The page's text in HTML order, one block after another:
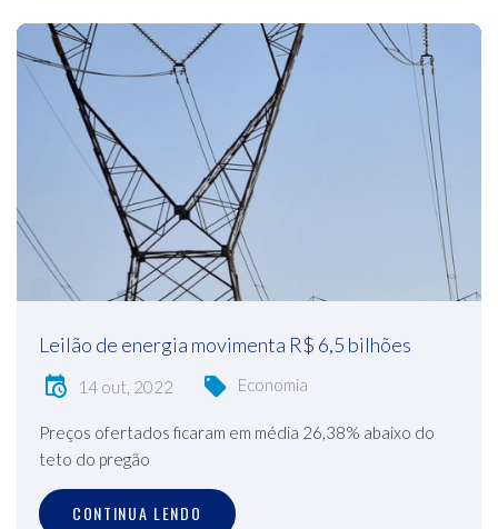
Leilão de energia movimenta R$ 6,5 bilhões
14 out, 2022 Economia
Preços ofertados ficaram em média 26,38% abaixo do
teto do pregão
CONTINUA LENDO